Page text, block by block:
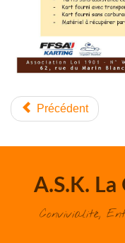
Précédent
A.S.K.
Convivialité,